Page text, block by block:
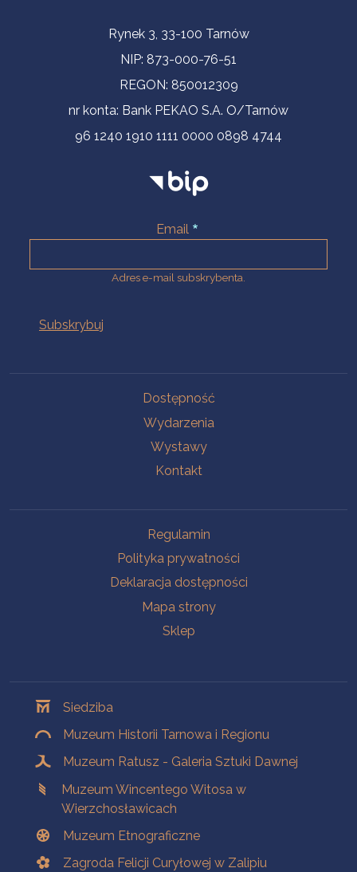
Informacje kontaktoweRynek 3, 33-100 Tarnów
NIP: 873-000-76-51
REGON: 850012309
nr konta: Bank PEKAO S.A. O/Tarnów
96 1240 1910 1111 0000 0898 4744
Email
Adres e-mail subskrybenta.
Dostępność
Wydarzenia
Wystawy
Kontakt
Regulamin
Polityka prywatności
Deklaracja dostępności
Mapa strony
Sklep
Siedziba
Muzeum Historii Tarnowa i Regionu
Muzeum Ratusz - Galeria Sztuki Dawnej
Muzeum Wincentego Witosa w
Wierzchosławicach
Muzeum Etnograficzne
Zagroda Felicji Curyłowej w Zalipiu